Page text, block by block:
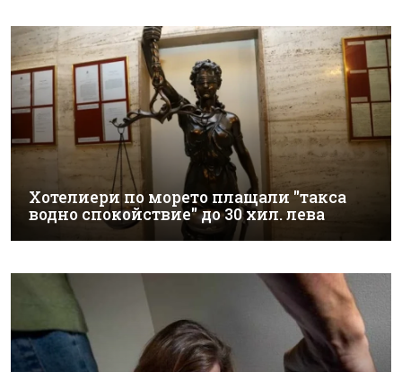
Хотелиери по морето плащали "такса
водно спокойствие" до 30 хил. лева